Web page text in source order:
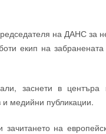
на ДАНС за
екип на
заснети в
медийни публикации.
на